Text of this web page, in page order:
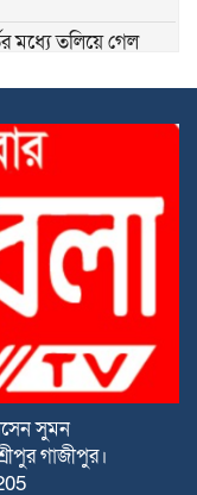
মধ্যে তলিয়ে গেল
শ্রমিক দলের সাধারণ
এতিম শিশুকেও
এই নৃশংসতা কি
ধ/র্ষ/ণের ও পর হ/
ত্যু/দ/ণ্ড।
সুমন
গাজীপুর।